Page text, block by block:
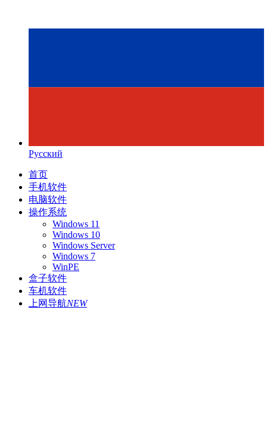
Русский
首页
手机软件
电脑软件
操作系统
Windows 11
Windows 10
Windows Server
Windows 7
WinPE
盒子软件
车机软件
上网导航NEW